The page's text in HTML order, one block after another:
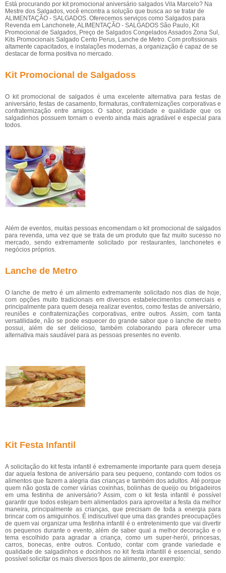
Está procurando por kit promocional aniversário salgados Vila Marcelo? Na
Mestre dos Salgados, você encontra a solução que busca ao se tratar de
ALIMENTAÇÃO - SALGADOS. Oferecemos serviços como Salgados para
Revenda em Lanchonete, ALIMENTAÇÃO - SALGADOS São Paulo, Kit
Promocional de Salgados, Preço de Salgados Congelados Assados Zona Sul,
Kits Promocionais Salgado Cento Perus, Lanche de Metro. Com profissionais
altamente capacitados, e instalações modernas, a organização é capaz de se
destacar de forma positiva no mercado.
Kit Promocional de Salgadoss
O kit promocional de salgados é uma excelente alternativa para festas de
aniversário, festas de casamento, formaturas, confraternizações corporativas e
confraternização entre amigos. O sabor, praticidade e qualidade que os
salgadinhos possuem tornam o evento ainda mais agradável e especial para
todos.
Além de eventos, muitas pessoas encomendam o kit promocional de salgados
para revenda, uma vez que se trata de um produto que faz muito sucesso no
mercado, sendo extremamente solicitado por restaurantes, lanchonetes e
negócios próprios.
Lanche de Metro
O lanche de metro é um alimento extremamente solicitado nos dias de hoje,
com opções muito tradicionais em diversos estabelecimentos comerciais e
principalmente para quem deseja realizar eventos, como festas de aniversário,
reuniões e confraternizações corporativas, entre outros. Assim, com tanta
versatilidade, não se pode esquecer do grande sabor que o lanche de metro
possui, além de ser delicioso, também colaborando para oferecer uma
alternativa mais saudável para as pessoas presentes no evento.
Kit Festa Infantil
A solicitação do kit festa infantil é extremamente importante para quem deseja
dar aquela festona de aniversário para seu pequeno, contando com todos os
alimentos que fazem a alegria das crianças e também dos adultos. Até porque
quem não gosta de comer várias coxinhas, bolinhas de queijo ou brigadeiros
em uma festinha de aniversário? Assim, com o kit festa infantil é possível
garantir que todos estejam bem alimentados para aproveitar a festa da melhor
maneira, principalmente as crianças, que precisam de toda a energia para
brincar com os amiguinhos. É indiscutível que uma das grandes preocupações
de quem vai organizar uma festinha infantil é o entretenimento que vai divertir
os pequenos durante o evento, além de saber qual a melhor decoração e o
tema escolhido para agradar a criança, como um super-herói, princesas,
carros, bonecas, entre outros. Contudo, contar com grande variedade e
qualidade de salgadinhos e docinhos no kit festa infantill é essencial, sendo
possível solicitar os mais diversos tipos de alimento, por exemplo: